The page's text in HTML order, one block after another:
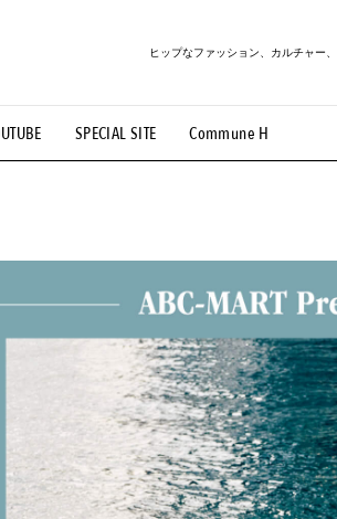
SPECIAL SITE Commune H
ヒップなファッション、カルチャー
図鑑 #路地裏てぃーん。 #MONTHLY
#MOVIE #LIFESTYLE #SNEAKER